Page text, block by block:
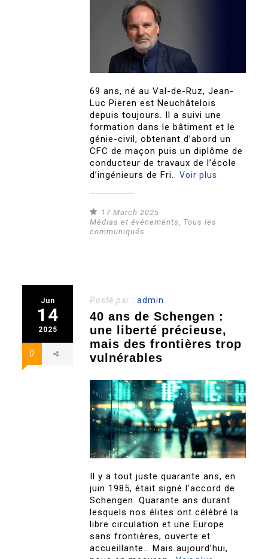
69 ans, né au Val-de-Ruz, Jean-
Luc Pieren est Neuchâtelois
depuis toujours. Il a suivi une
formation dans le bâtiment et le
génie-civil, obtenant d’abord un
CFC de maçon puis un diplôme de
conducteur de travaux de l’école
d’ingénieurs de Fri..Voir plus
17 March 2025
Médias et évènements, Tous les
communiqués
Jun
14
2025
0
Posté par :admin
40 ans de Schengen :
une liberté précieuse,
mais des frontières trop
vulnérables
Il y a tout juste quarante ans, en
juin 1985, était signé l’accord de
Schengen. Quarante ans durant
lesquels nos élites ont célébré la
libre circulation et une Europe
sans frontières, ouverte et
accueillante… Mais aujourd’hui,